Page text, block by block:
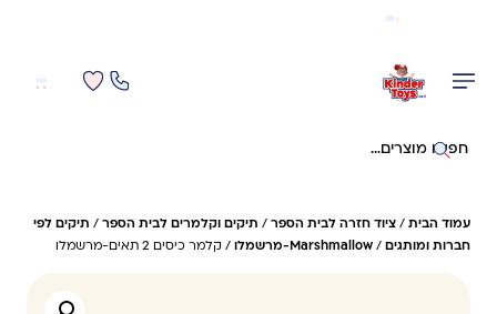
חיפוש באתר
עמוד הבית / ציוד חזרה לבית הספר / תיקים וקלמרים לבית הספר / תיקים לפי
חברות ומותגים / Marshmallow-מרשמלו / קלמר כיסים 2 תאים-מרשמלו